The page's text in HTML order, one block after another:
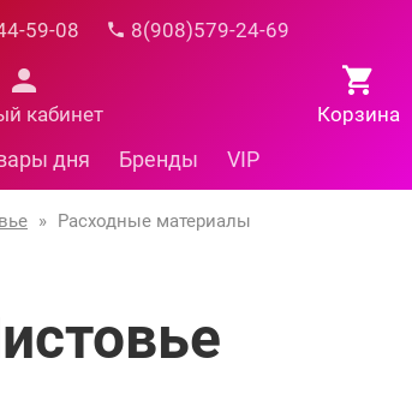
59-08 8(908)579-24-69
Корзина
кабинет
дня Бренды VIP
» Расходные материалы